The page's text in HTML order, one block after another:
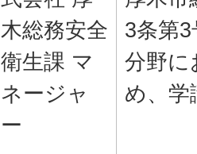
木総務安全
衛生課 マ
ネージャ
ー
3条第
分野に
め、学